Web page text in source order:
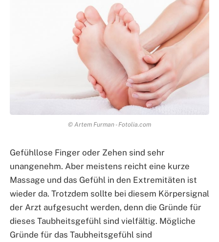
© Artem Furman - Fotolia.com
Gefühllose Finger oder Zehen sind sehr
unangenehm. Aber meistens reicht eine kurze
Massage und das Gefühl in den Extremitäten ist
wieder da. Trotzdem sollte bei diesem Körpersignal
der Arzt aufgesucht werden, denn die Gründe für
dieses Taubheitsgefühl sind vielfältig. Mögliche
Gründe für das Taubheitsgefühl sind